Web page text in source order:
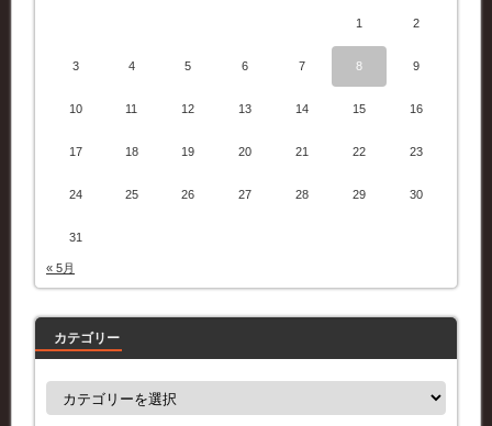
1 2
3 4 5 6 7 8 9
10 11 12 13 14 15 16
17 18 19 20 21 22 23
24 25 26 27 28 29 30
31
« 5月
カテゴリー
カ